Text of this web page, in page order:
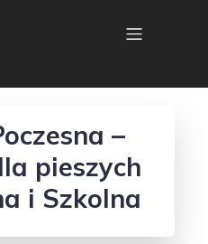
–
pieszych
i Szkolna